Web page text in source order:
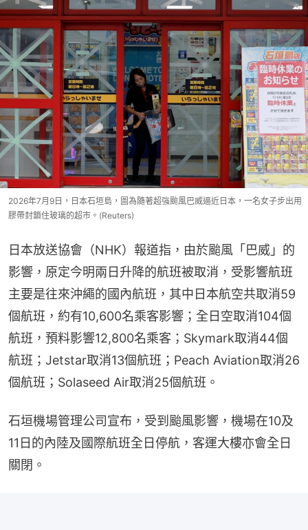
2026年7月9日，日本石垣島，圖為隨著超強颱風巴威逼近日本，一名女子步出用
膠帶封鎖住玻璃的超市。(Reuters)
日本放送協會（NHK）報道指，由於颱風「巴威」的
影響，原定今明兩日升降的航班被取消，受影響航班
主要是往來沖繩的國內航班，其中日本航空共取消59
個航班，約有10,600名乘客影響；全日空取消104個
航班，預料影響12,800名乘客；Skymark取消44個
航班；Jetstar取消13個航班；Peach Aviation取消26
個航班；Solaseed Air取消25個航班。
石垣機場管理公司宣布，受到颱風影響，機場在10及
11日的內陸及國際航班全日停航，客運大樓亦會全日
關閉。